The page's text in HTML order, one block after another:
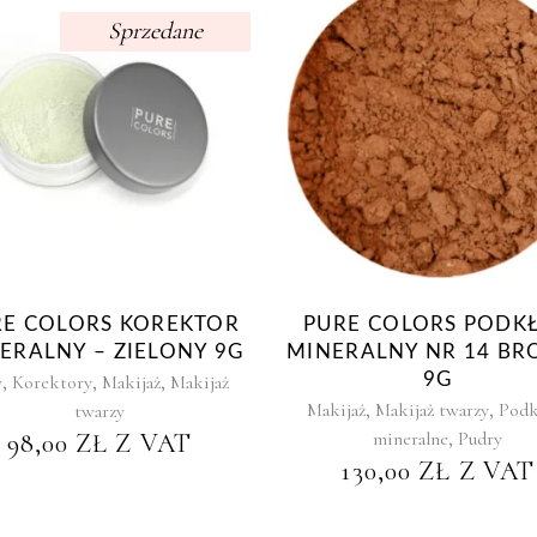
Sprzedane
COLORS KOREKTOR
– ZIELONY 9G
, Korektory, Makijaż, Makijaż
twarzy
98,00 ZŁ Z VAT
PURE COLORS
MINERALNY NR 14
9G
Makijaż, Makijaż twarzy,
mineralne, Pudry
130,00 ZŁ Z VAT